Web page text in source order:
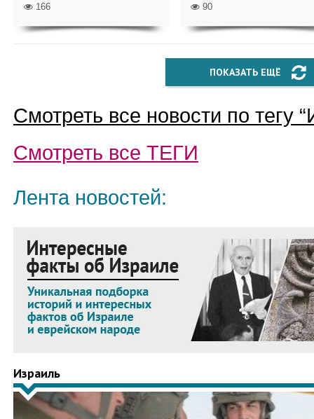
166 90
ПОКАЗАТЬ ЕЩЁ
Смотреть все новости по тегу “
Смотреть все ТЕГИ
Лента новостей:
Израиль